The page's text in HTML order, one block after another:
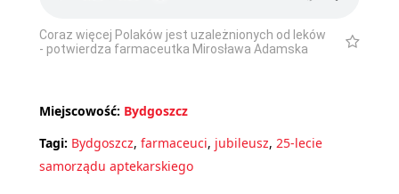
Coraz więcej Polaków jest uzależnionych od leków
- potwierdza farmaceutka Mirosława Adamska
Miejscowość: Bydgoszcz
Tagi: Bydgoszcz, farmaceuci, jubileusz, 25-lecie
samorządu aptekarskiego